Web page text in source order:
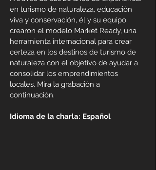
en turismo de naturaleza, educación
viva y conservación, él y su equipo
crearon el modelo Market Ready, una
herramienta internacional para crear
certeza en los destinos de turismo de
naturaleza con el objetivo de ayudar a
consolidar los emprendimientos
locales. Mira la grabación a
continuación.
Idioma de la charla: Español